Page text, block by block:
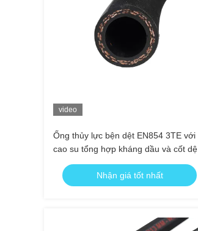
video
Ống thủy lực bện dệt EN854 3TE với
cao su tổng hợp kháng dầu và cốt dệt
cường độ cao được MSHA / CE phê
duyệt
Nhận giá tốt nhất